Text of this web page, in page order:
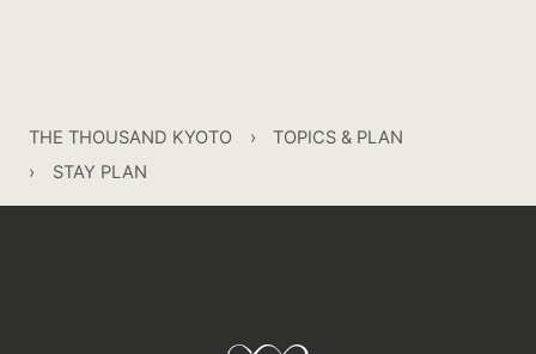
THE THOUSAND KYOTO
TOPICS & PLAN
STAY PLAN